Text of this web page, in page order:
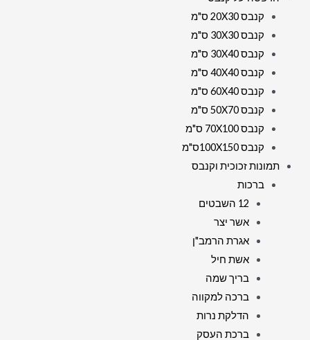
קנבס 20X30 ס"מ
קנבס 30X30 ס"מ
קנבס 30X40 ס"מ
קנבס 40X40 ס"מ
קנבס 60X40 ס"מ
קנבס 50X70 ס"מ
קנבס 70X100 ס"מ
קנבס 100X150ס"מ
תמונות זכוכית וקנבס
ברכות
12 השבטים
אשר יצר
אגרת הרמב"ן
אשת חיל
בריך שמה
ברכה למקווה
הדלקת נרות
ברכת העסק